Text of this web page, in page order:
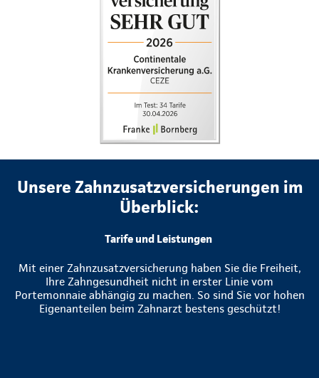
Unsere Zahnzusatzversicherungen im
Überblick:
Tarife und Leistungen
Mit einer Zahnzusatzversicherung haben Sie die Freiheit,
Ihre Zahngesundheit nicht in erster Linie vom
Portemonnaie abhängig zu machen. So sind Sie vor hohen
Eigenanteilen beim Zahnarzt bestens geschützt!